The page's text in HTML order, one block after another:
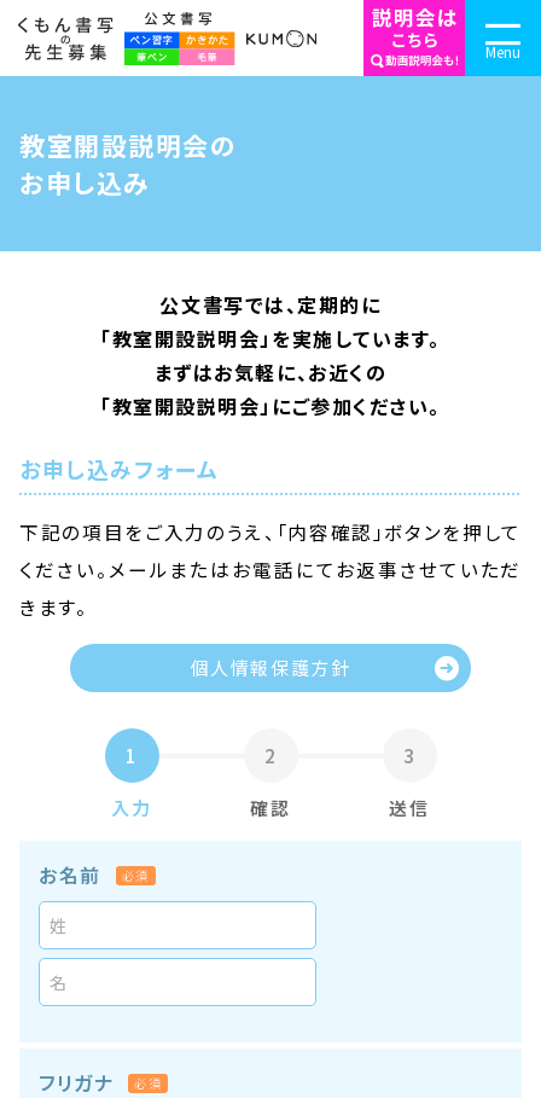
Menu
教室開設説明会の
お申し込み
公文書写では、定期的に
「教室開設説明会」を実施しています。
まずはお気軽に、お近くの
「教室開設説明会」にご参加ください。
お申し込みフォーム
下記の項目をご入力のうえ、「内容確認」ボタンを押して
ください。 メールまたはお電話にてお返事させていただ
きます。
個人情報保護方針
1
入力
2
確認
3
送信
お名前 必須
フリガナ 必須